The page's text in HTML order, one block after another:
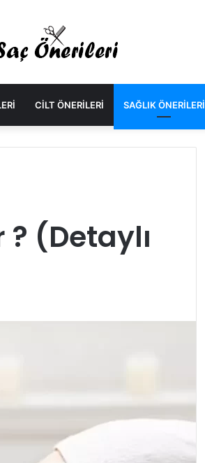
CILT ÖNERILERI SAĞLIK ÖNERILERI
? (Detaylı